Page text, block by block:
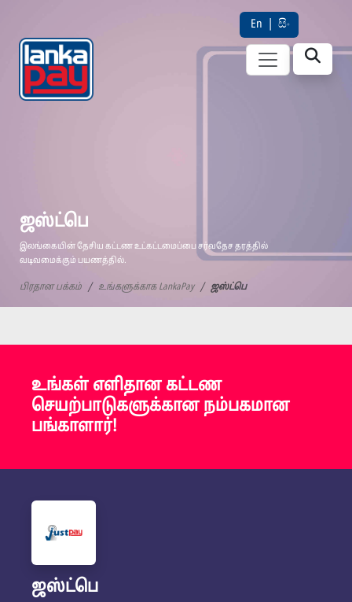
En සිං
ஜஸ்ட்பெ
இலங்கையின் தேசிய கட்டண உட்கட்டமைப்பை சர்வதேச தரத்தில்
வடிவமைக்கும் பயணத்தில்.
பிரதான பக்கம் உங்களுக்காக LankaPay ஜஸ்ட்பெ
உங்கள் எளிதான கட்டண
செயற்பாடுகளுக்கான நம்பகமான
பங்காளார்!
ஜஸ்ட்பெ